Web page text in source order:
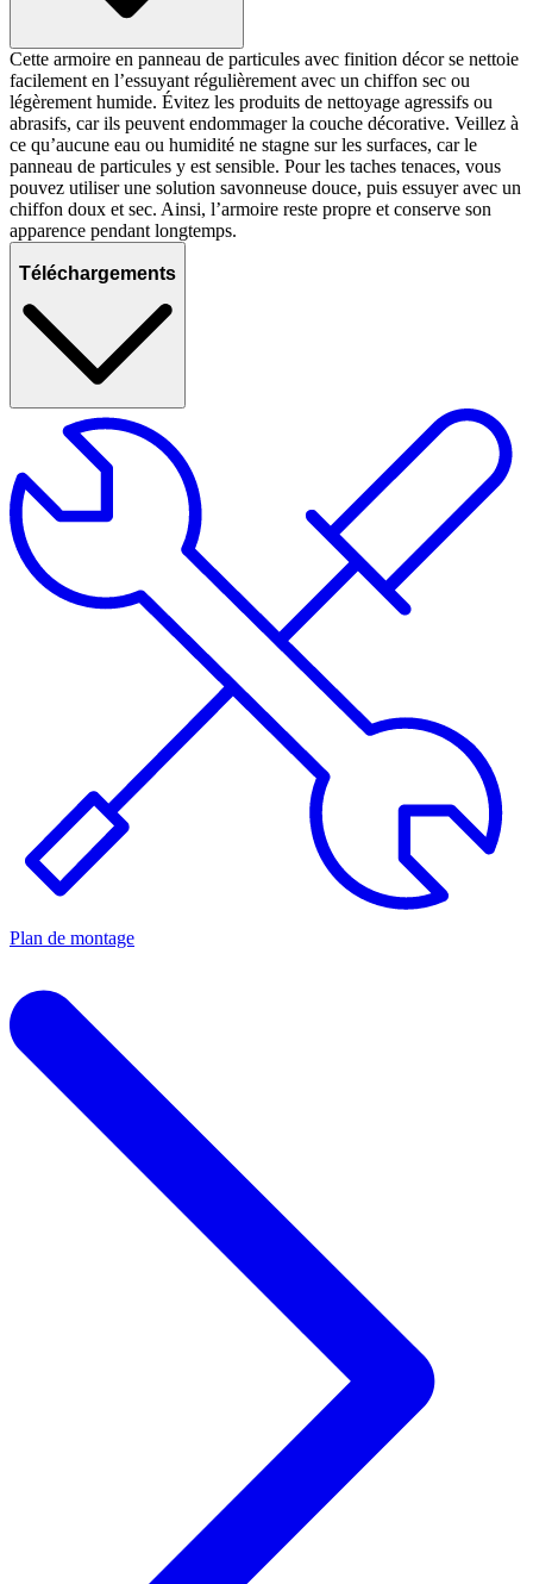
Cette armoire en panneau de particules avec finition décor se nettoie
facilement en l’essuyant régulièrement avec un chiffon sec ou
légèrement humide. Évitez les produits de nettoyage agressifs ou
abrasifs, car ils peuvent endommager la couche décorative. Veillez à
ce qu’aucune eau ou humidité ne stagne sur les surfaces, car le
panneau de particules y est sensible. Pour les taches tenaces, vous
pouvez utiliser une solution savonneuse douce, puis essuyer avec un
chiffon doux et sec. Ainsi, l’armoire reste propre et conserve son
apparence pendant longtemps.
Téléchargements
Plan de montage